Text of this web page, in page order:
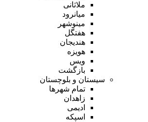
ملاثانی
میانرود
مینوشهر
هفتگل
هندیجان
هویزه
ویس
بازگشت
سیستان و بلوچستان
تمام شهر‌ها
زاهدان
ادیمی
اسپکه